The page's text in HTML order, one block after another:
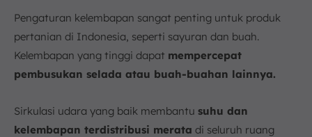
Pengaturan kelembapan sangat penting untuk produk
pertanian di Indonesia, seperti sayuran dan buah.
Kelembapan yang tinggi dapat mempercepat
pembusukan selada atau buah-buahan lainnya.
Sirkulasi udara yang baik membantu suhu dan
kelembapan terdistribusi merata di seluruh ruang